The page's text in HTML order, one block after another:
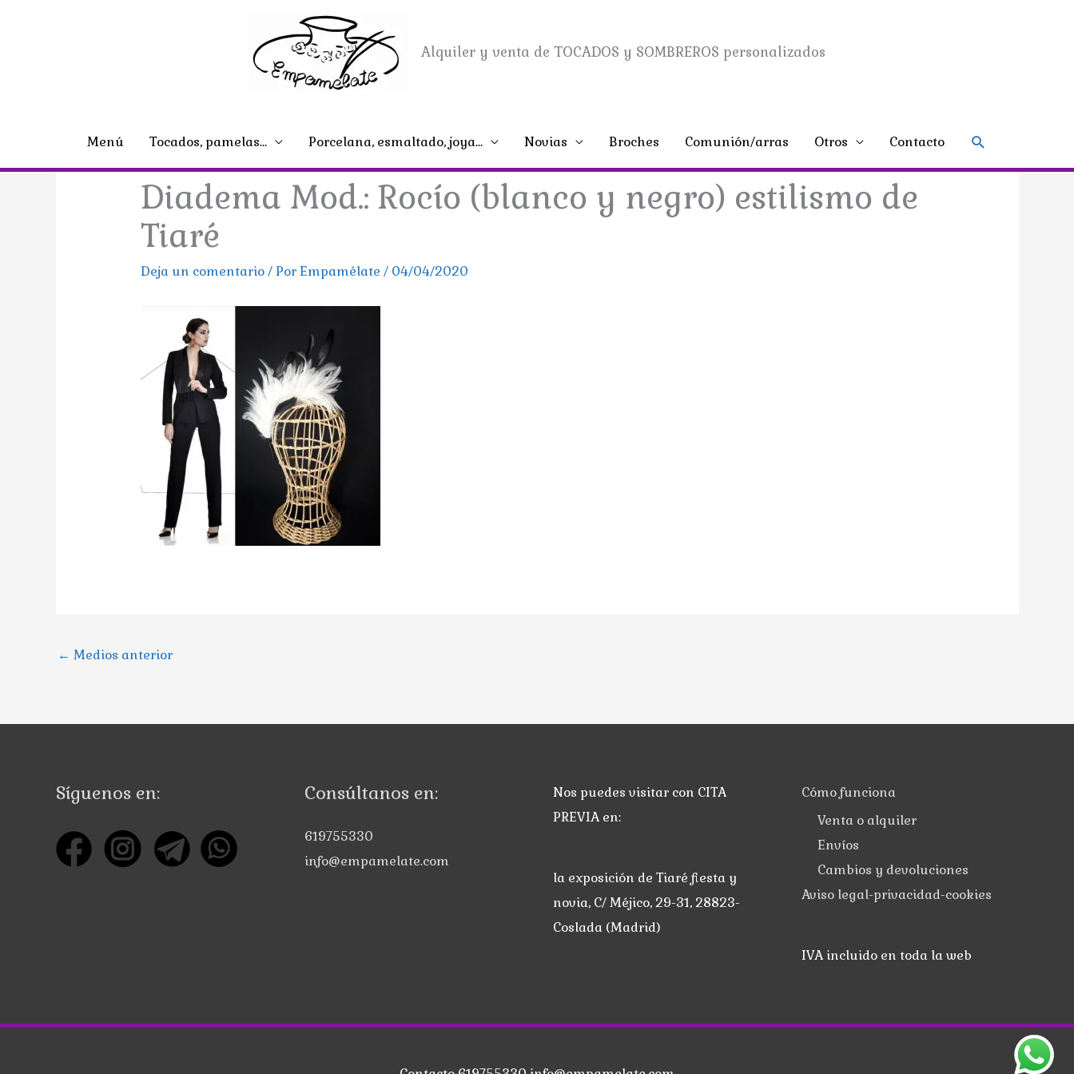
Alquiler y venta de TOCADOS y SOMBREROS personalizados
Menú Tocados, pamelas… Porcelana, esmaltado, joya… Novias Broches Comunión/arras Otros Contacto Buscar
Diadema Mod.: Rocío (blanco y negro) estilismo de
Tiaré
Deja un comentario / PorEmpamélate/ 04/04/2020
← Medios anterior
Síguenos en: Consúltanos en:
619755330
info@empamelate.com
Nos puedes visitar con CITA
PREVIA en:
la exposición de Tiaré fiesta y
novia, C/ Méjico, 29-31, 28823-
Coslada (Madrid)
Cómo funciona
Venta o alquiler
Envíos
Cambios y devoluciones
Aviso legal-privacidad-cookies
IVA incluido en toda la web